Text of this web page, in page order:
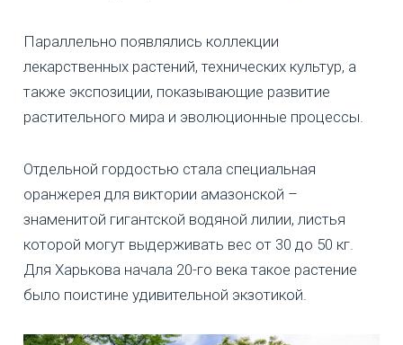
Параллельно появлялись коллекции
лекарственных растений, технических культур, а
также экспозиции, показывающие развитие
растительного мира и эволюционные процессы.
Отдельной гордостью стала специальная
оранжерея для виктории амазонской –
знаменитой гигантской водяной лилии, листья
которой могут выдерживать вес от 30 до 50 кг.
Для Харькова начала 20-го века такое растение
было поистине удивительной экзотикой.